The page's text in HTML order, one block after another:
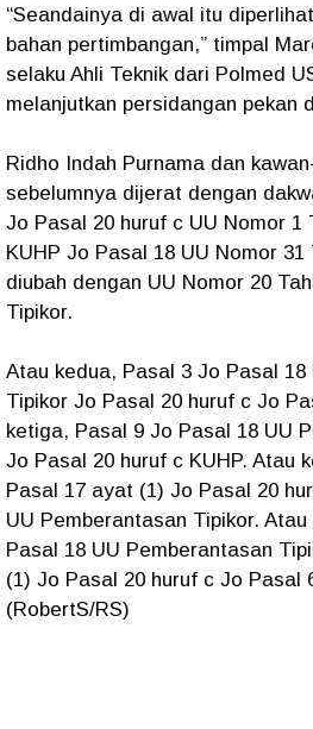
“Seandainya di awal itu
bahan pertimbangan,” timpal
selaku Ahli Teknik dari Polmed
melanjutkan persidangan pekan
Ridho Indah Purnama dan
sebelumnya dijerat dengan
Jo Pasal 20 huruf c UU Nomor 1
KUHP Jo Pasal 18 UU Nomor 31
diubah dengan UU Nomor 20
Tipikor.
Atau kedua, Pasal 3 Jo Pasal 18
Tipikor Jo Pasal 20 huruf c Jo
ketiga, Pasal 9 Jo Pasal 18 UU
Jo Pasal 20 huruf c KUHP. Atau
Pasal 17 ayat (1) Jo Pasal 20
UU Pemberantasan Tipikor.
Pasal 18 UU Pemberantasan
(1) Jo Pasal 20 huruf c Jo Pasal
(RobertS/RS)